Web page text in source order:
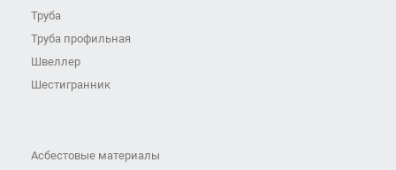
Труба
Труба профильная
Швеллер
Шестигранник
Асбестовые материалы